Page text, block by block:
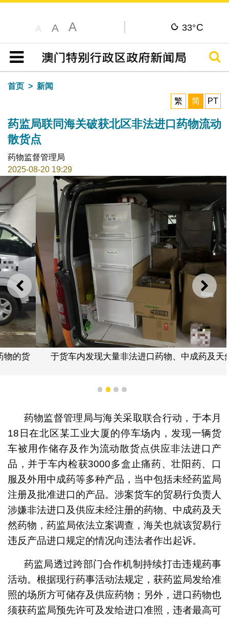
A A A 33°C
目录
搜寻
首页
新闻
繁
简 PT
药监局联同海关破获北区非法进口药物流动
散货点
药物监督管理局
2025-08-20 19:29
上一则 下一
于货车内发现大量非法进口药物、中成药及天然药物
1 2 3 4
药物监督管理局与海关采取联合行动，于本月
18日在北区某工业大厦的停车场内，发现一辆货
车被用作储存及作为流动散货点供应非法进口产
品，并于车内检获3000多盒止痛药、壮阳药、口
服及外用中成药等多种产品，当中包括未经药监局
注册及批准进口的产品。涉案货车的贸易行负责人
涉嫌非法进口及供应未经注册的药物、中成药及天
然药物，药监局依法立案调查，海关也就该贸易行
违反产品进口规定的情况向违法者作出起诉。
药监局透过跨部门合作机制持续打击违规药事
活动。根据现行药事活动法规定，获药监局发给准
照的场所方可储存及供应药物；另外，进口药物也
须获药监局预先许可及发给进口准照，违者最高可